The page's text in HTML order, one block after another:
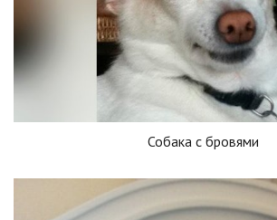
Собака с бровями